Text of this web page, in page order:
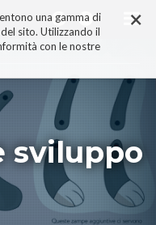
×
una gamma di
sito. Utilizzando il
con le nostre
sviluppo